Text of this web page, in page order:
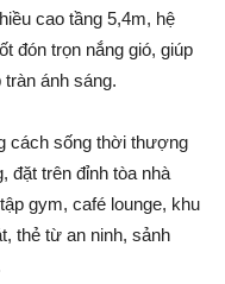
cao tầng 5,4m, hệ
đón trọn nắng gió, giúp
ánh sáng.
cách sống thời thượng
đặt trên đỉnh tòa nhà
gym, café lounge, khu
thẻ từ an ninh, sảnh